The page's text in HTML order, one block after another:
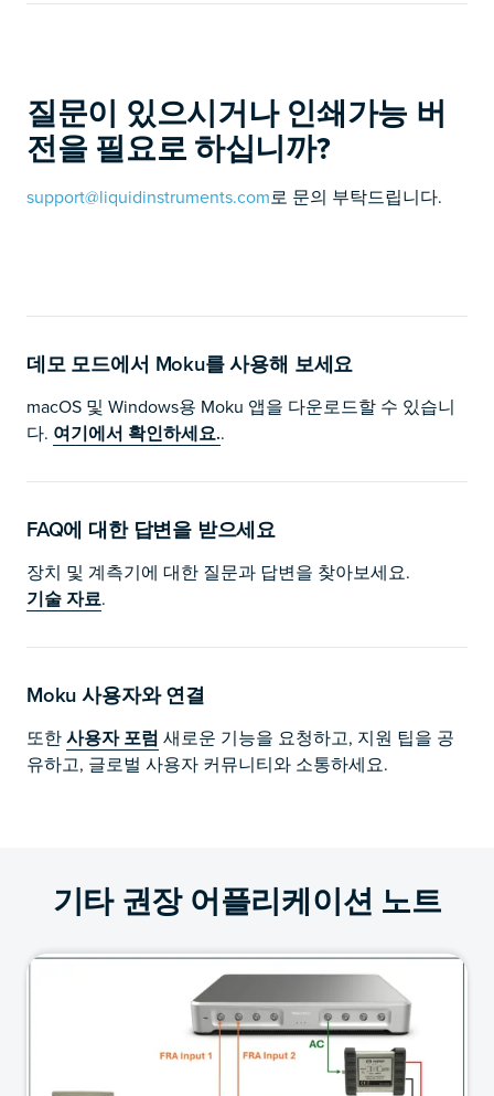
질문이 있으시거나 인쇄가능 버
전을 필요로 하십니까?
support@liquidinstruments.com로 문의 부탁드립니다.
데모 모드에서 Moku를 사용해 보세요
macOS 및 Windows용 Moku 앱을 다운로드할 수 있습니
다. 여기에서 확인하세요..
FAQ에 대한 답변을 받으세요
장치 및 계측기에 대한 질문과 답변을 찾아보세요.
기술 자료.
Moku 사용자와 연결
또한사용자 포럼 새로운 기능을 요청하고, 지원 팁을 공
유하고, 글로벌 사용자 커뮤니티와 소통하세요.
기타 권장 어플리케이션 노트